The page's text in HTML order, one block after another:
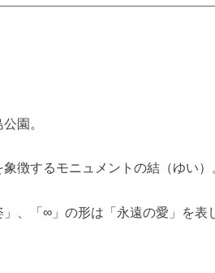
園。
徴するモニュメントの結（ゆい）
、「∞」の形は「永遠の愛」を表